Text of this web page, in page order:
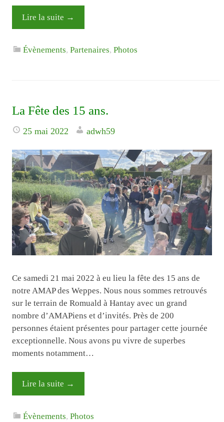
Lire la suite →
Évènements,Partenaires,Photos
La Fête des 15 ans.
25 mai 2022 adwh59
Ce samedi 21 mai 2022 à eu lieu la fête des 15 ans de
notre AMAP des Weppes. Nous nous sommes retrouvés
sur le terrain de Romuald à Hantay avec un grand
nombre d’AMAPiens et d’invités. Près de 200
personnes étaient présentes pour partager cette journée
exceptionnelle. Nous avons pu vivre de superbes
moments notamment…
Lire la suite →
Évènements,Photos